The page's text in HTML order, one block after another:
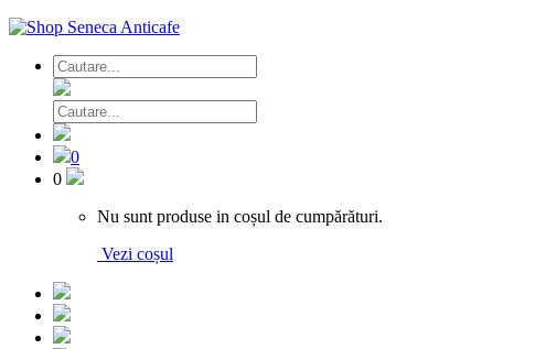
0
0
Nu sunt produse in coșul de cumpărături.
Vezi coșul